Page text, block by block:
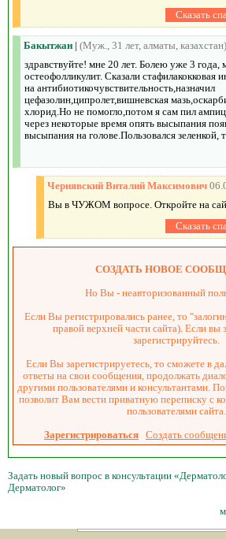
Бакытжан | (Муж., 31 лет, алматы, казахстан)
здравствуйте! мне 20 лет. Болею уже 3 года,
остеофолликулит. Сказали стафилакокковая
на антибиотикочувствительность,назначил
цефазолин,ципролет,вишневская
хлорид.Но не помогло,потом я сам пил
через некоторые время опять высыпания
высыпания на голове.Пользовался зеленкой,
Чернявский Виталий Максимович
Вы в ЧУЖОМ вопросе. Откройте на
СОЗДАТЬ НОВОЕ
Но Вы - неавторизованный
Если Вы регистрировались ранее, то
правой верхней части сайта). Если вы
зарегистрируйтесь.
Если Вы зарегистрируетесь, то сможете в
ответы на свои сообщения, продолжать
другими пользователями и консультантами.
позволит Вам вести приватную переписку с
пользователями сайта.
Зарегистрироваться Создать
Задать новый вопрос в консультации
Дерматолог»